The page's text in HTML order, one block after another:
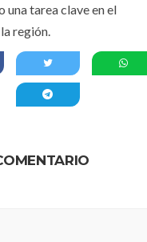
una tarea clave en el
región.